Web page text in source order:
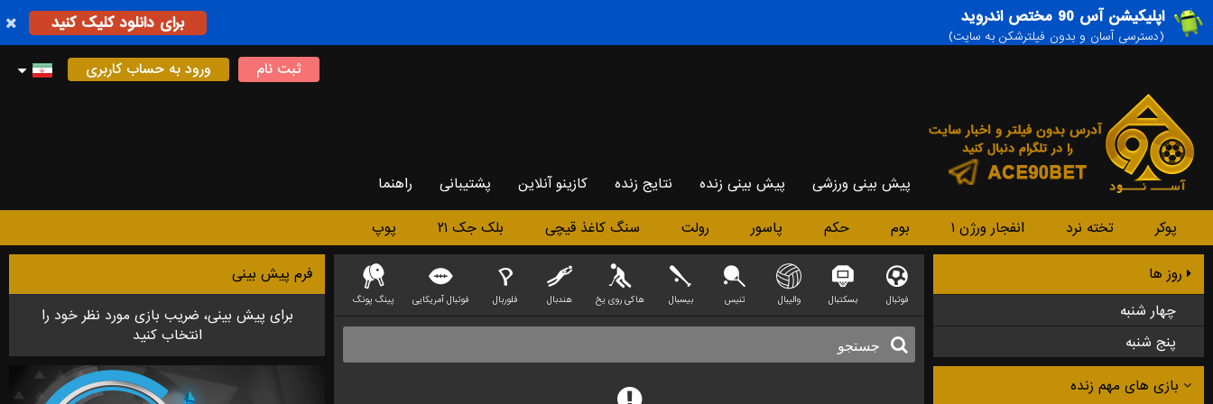
اپلیکیشن آس 90 مختص اندروید
(دسترسی آسان و بدون فیلترشکن به سایت)
برای دانلود کلیک کنید
ثبت نام ورود به حساب کاربری
پیش بینی ورزشی پیش بینی زنده نتایج زنده کازینو آنلاین پشتیبانی راهنما
پوکر تخته نرد انفجار ورژن ۱ بوم حکم پاسور رولت سنگ کاغذ قیچی بلک جک ۲۱ پوپ
روز ها
چهار شنبه
پنج شنبه
فوتبال بسکتبال والیبال تنیس بیسبال هاکی روی یخ هندبال فلوربال فوتبال آمریکایی پینگ پونگ
فرم پیش بینی
برای پیش بینی، ضریب بازی مورد نظر خود را
انتخاب کنید